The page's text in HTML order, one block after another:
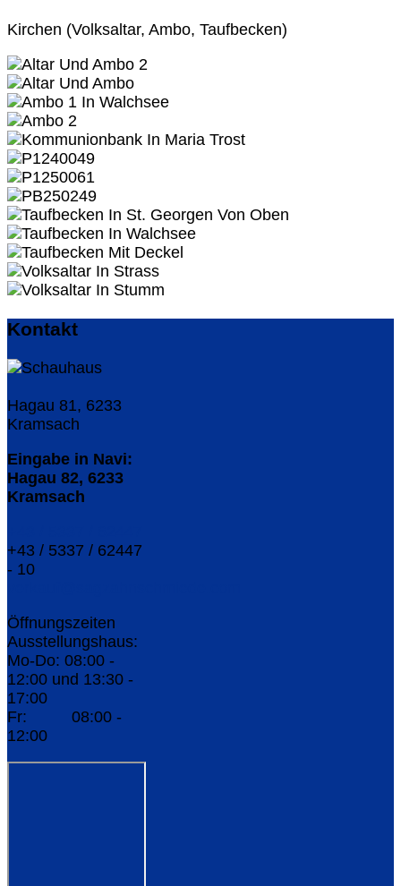
Kirchen (Volksaltar, Ambo, Taufbecken)
Kontakt
Hagau 81, 6233
Kramsach
Eingabe in Navi:
Hagau 82, 6233
Kramsach
+43 / 5337 / 62447
- 10
Öffnungszeiten
Ausstellungshaus:
Mo-Do: 08:00 -
12:00 und 13:30 -
17:00
Fr: 08:00 -
12:00